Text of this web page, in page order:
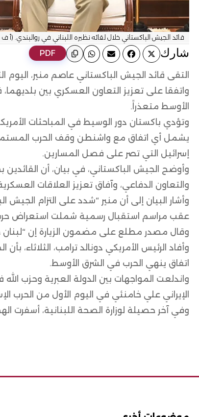
قائد الجيش الباكستاني خلال لقائه نظيره اللبناني في روالبندي. (أ
ﺷﺎرك PDF
التقى قائد الجيش الباكستاني عاصم منير، اليوم
واتفقا على تعزيز التعاون العسكري بين
الأوسط متعذراً.
وتؤدي باكستان دور الوسيط في المباحثات
يشمل أي اتفاق مع واشنطن وقف الحرب
إسرائيل التي تصر على فصل المسارين.
وأوضح الجيش الباكستاني، في بيان، أن القائدين
والتعاون الدفاعي، وآفاق تعزيز العلاقات العسكرية
وأشار البيان إلى أن منير “شدد على التزام الجيش
عقب مراسم استقبال رسمية شملت استعراض
وقال مصدر مطلع على مضمون الزيارة إن “لبنان
وأفاد الرئيس الأمريكي دونالد ترامب،
اتفاق ينهي الحرب في الشرق الأوسط.
واندلعت المواجهات بين الدولة العبرية وحزب
الإيراني علي خامنئي في اليوم الأول من الحرب
وفي آخر حصيلة لوزارة الصحة اللبنانية، أسفرت الهجمات